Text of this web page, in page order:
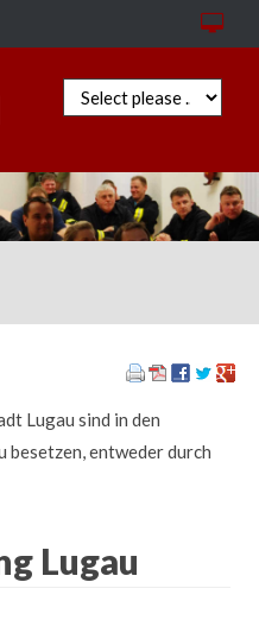
Zielseite
Lugau sind in den
entweder durch
Lugau